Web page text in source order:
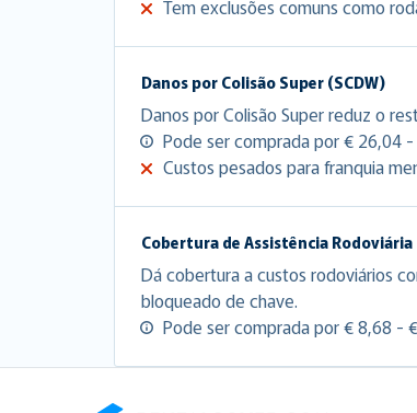
Tem exclusões comuns como
Danos por Colisão Super (SCDW)
Danos por Colisão Super reduz o
Pode ser comprada por € 26,04
Custos pesados para franquia
Cobertura de Assistência Rodoviária
Dá cobertura a custos rodoviários
bloqueado de chave.
Pode ser comprada por € 8,68 -